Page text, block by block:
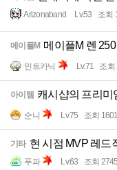
Arizonaband Lv.53 조회
메이플M 메이플M 렌
민트카닉 Lv.71 조회
아이템 캐시샵의 프리미
순니 Lv.75 조회
기타 현 시점 MVP 레드
푸파 Lv.63 조회